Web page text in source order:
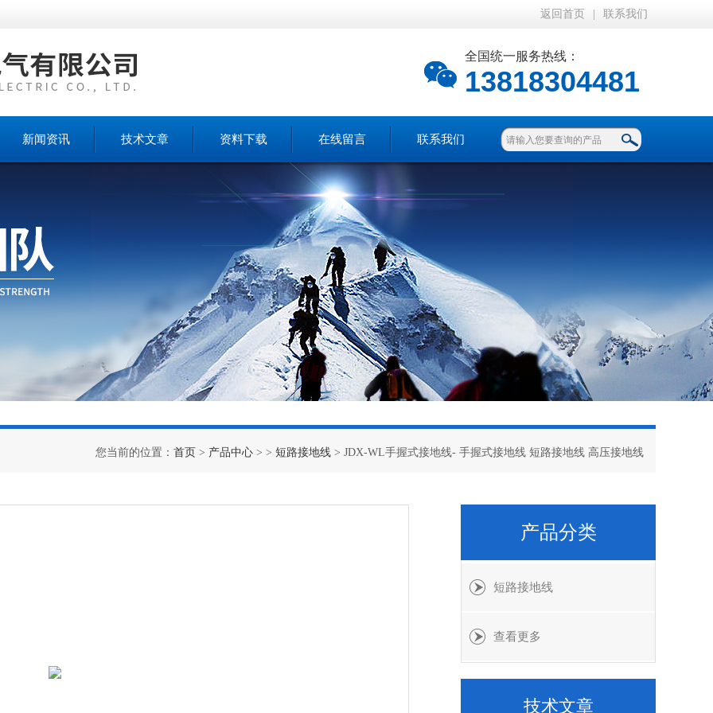
返回首页 联系我们
全国统一服务热线：
13818304481
新闻资讯 技术文章 资料下载 在线留言 联系我们
您当前的位置： 首页 > 产品中心 > > 短路接地线 > JDX-WL手握式接地线- 手握式接地线 短路接地线 高压接地线
产品分类
短路接地线
查看更多
技术文章